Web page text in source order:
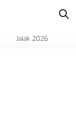
Jaiak 2026